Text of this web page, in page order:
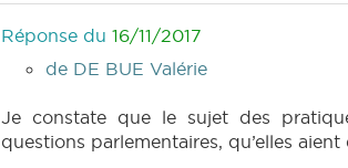
Réponse du 16/11/2017
de DE BUE Valérie
Je constate que le sujet des
questions parlementaires, qu’elles